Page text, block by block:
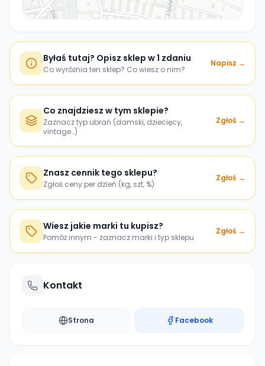
Byłaś tutaj? Opisz sklep w 1 zdaniu
Co wyróżnia ten sklep? Co wiesz o nim?
Napisz →
Co znajdziesz w tym sklepie?
Zaznacz typ ubrań (damski, dziecięcy,
vintage…)
Zgłoś →
Znasz cennik tego sklepu?
Zgłoś ceny per dzień (kg, szt, %)
Zgłoś →
Wiesz jakie marki tu kupisz?
Pomóż innym - zaznacz marki i typ sklepu
Zgłoś →
Kontakt
Strona Facebook